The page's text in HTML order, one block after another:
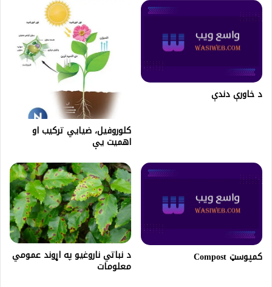
د خاورې دندې
کلوروفیل، ضیایي ترکیب او
اهمیت یې
کمپوسټ Compost د نباتي ناروغیو په اړوند عمومي
معلومات